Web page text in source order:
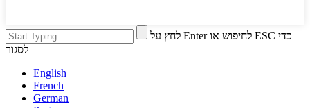
לחץ על Enter לחיפוש או ESC כדי
לסגור
English
French
German